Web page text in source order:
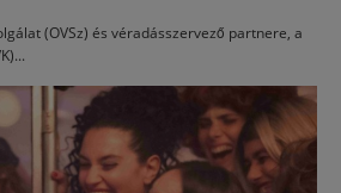
(OVSz) és véradásszervező partnere, a